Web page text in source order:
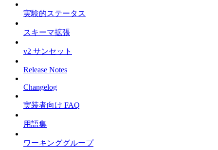
実験的ステータス
スキーマ拡張
v2 サンセット
Release Notes
Changelog
実装者向け FAQ
用語集
ワーキンググループ